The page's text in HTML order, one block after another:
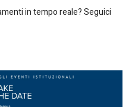
in tempo reale? Seguici